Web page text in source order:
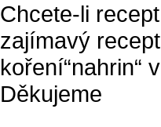
Chcete-li
zajímavý
koření“nahrin“
Děkujeme